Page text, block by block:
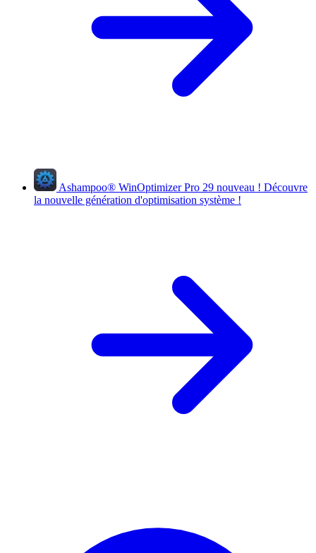
Ashampoo® WinOptimizer Pro 29 nouveau ! Découvre
la nouvelle génération d'optimisation système !